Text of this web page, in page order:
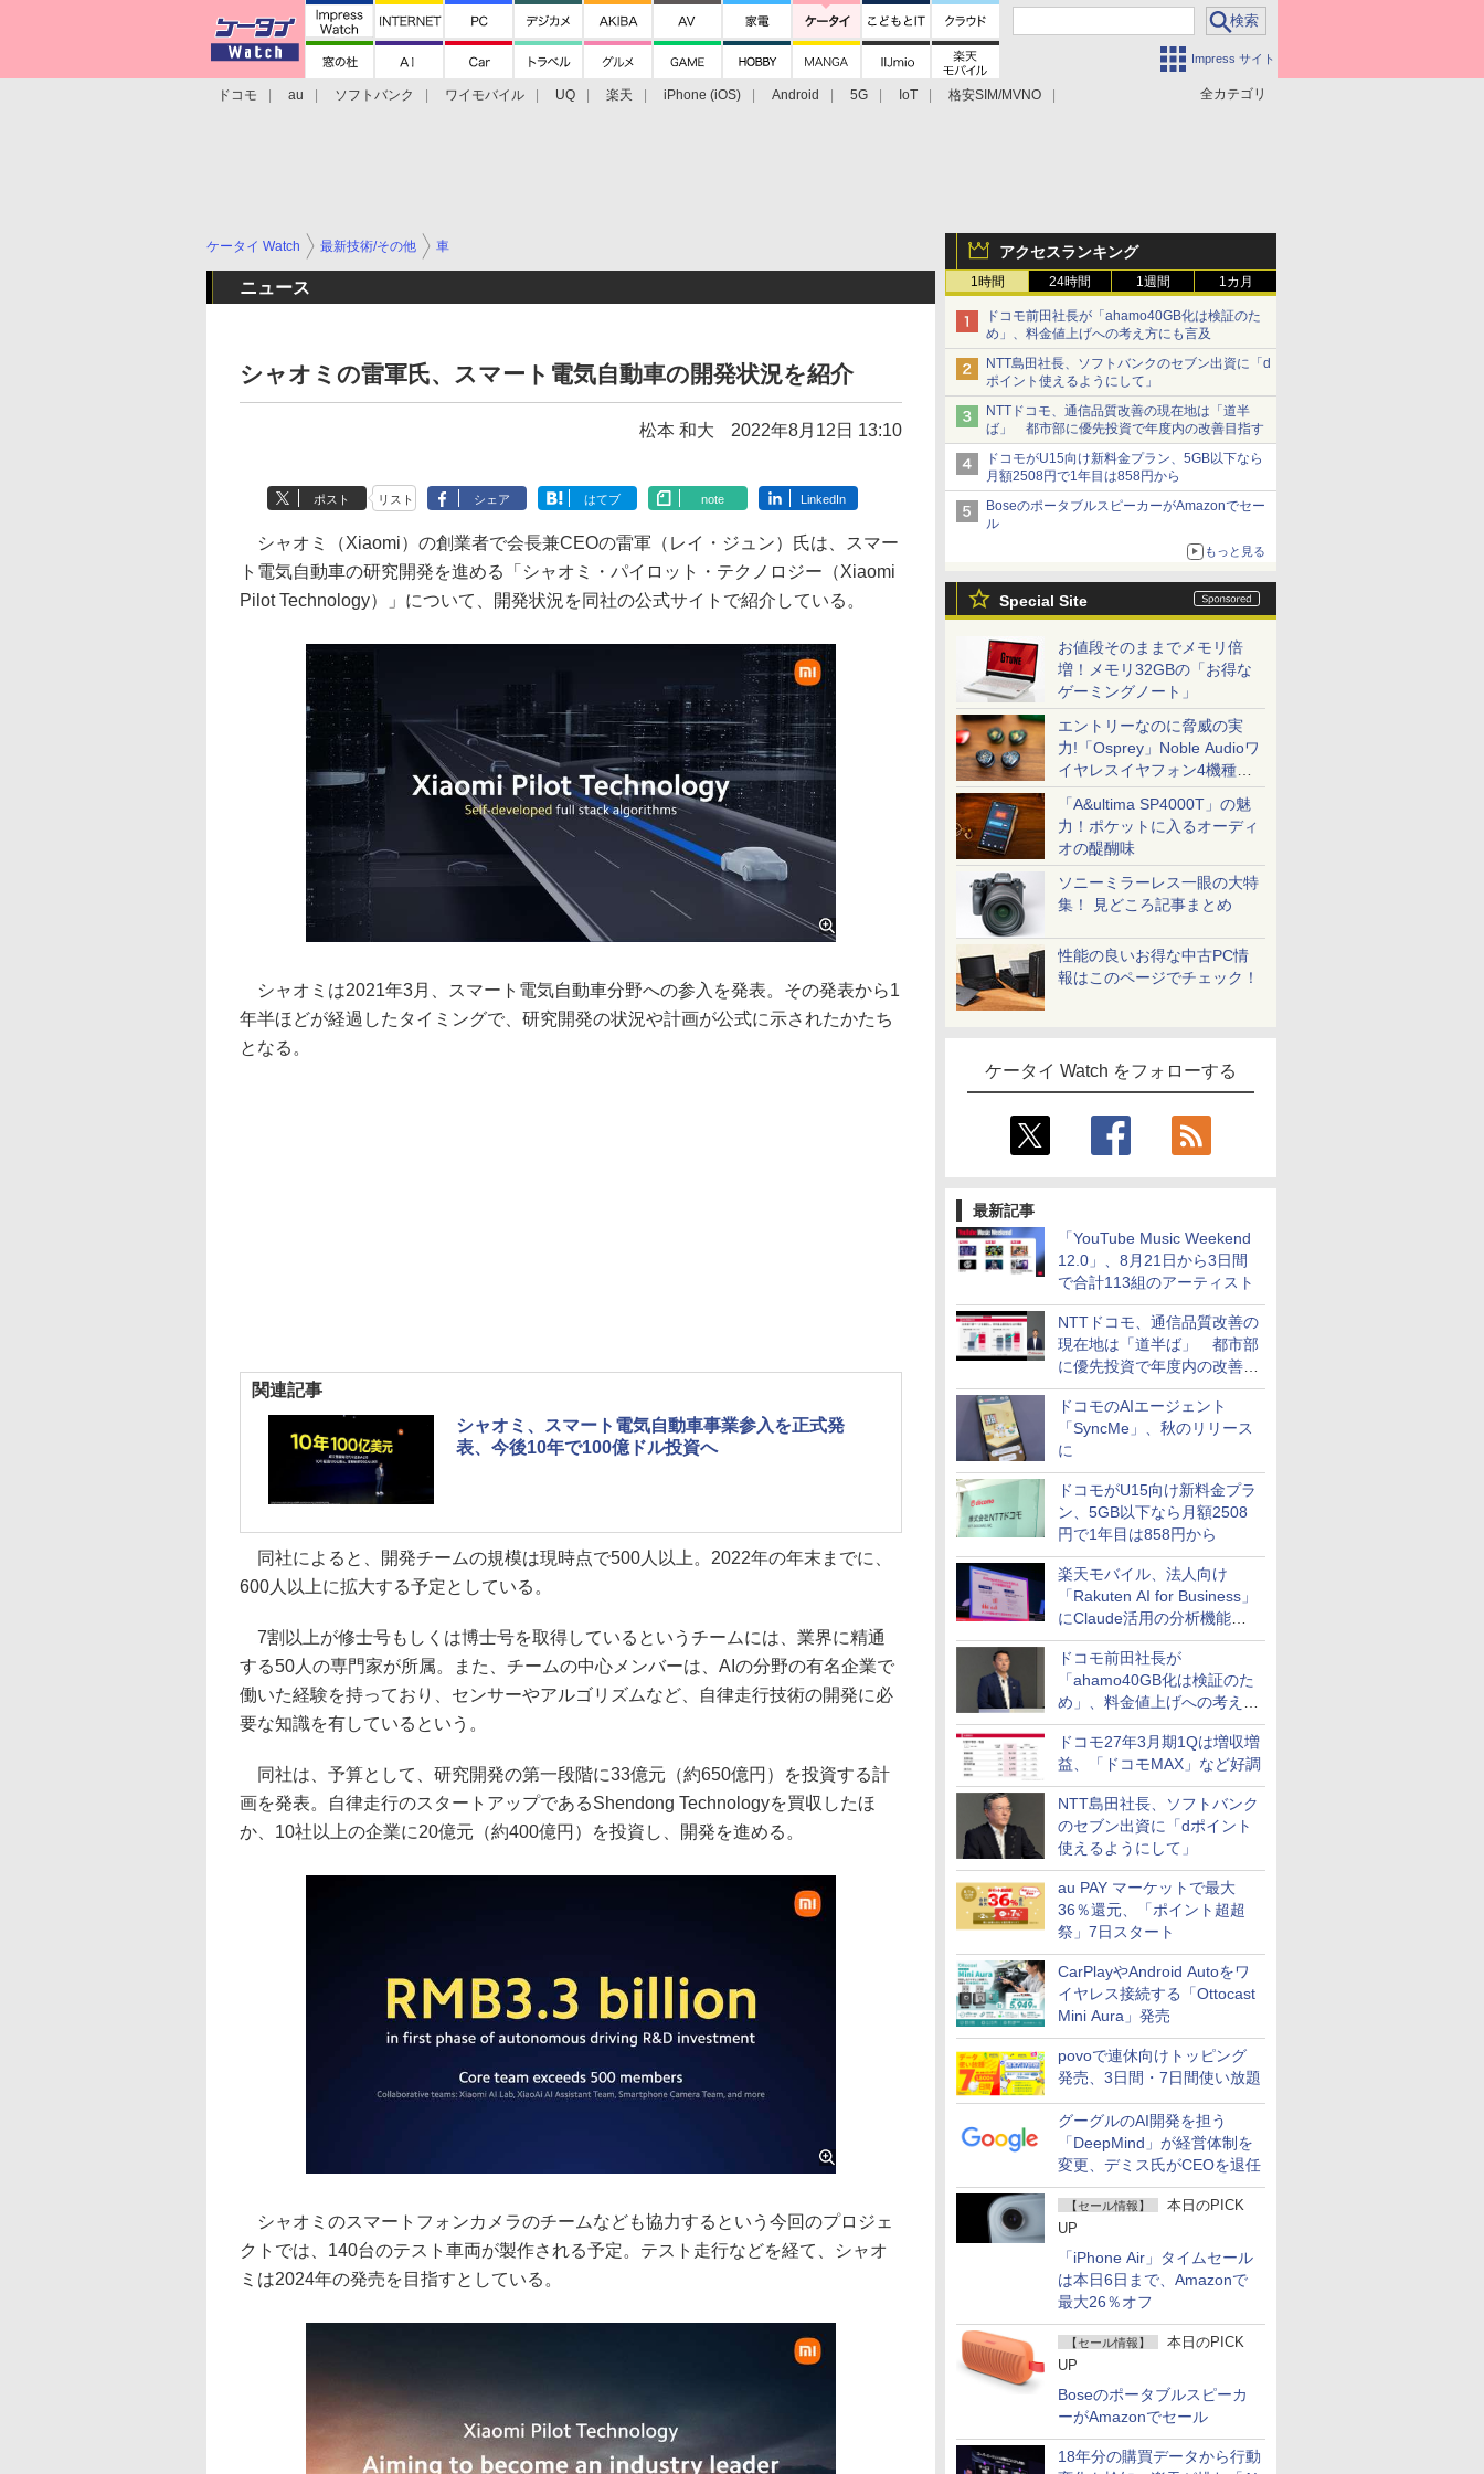
Impress サイト
全カテゴリ
ドコモ au ソフトバンク ワイモバイル UQ 楽天 iPhone (iOS) Android 5G IoT
格安SIM/MVNO
アクセスランキング
1時間 24時間 1週間 1カ月
ドコモ前田社長が「ahamo40GB化は検証のた
め」、料金値上げへの考え方にも言及
NTT島田社長、ソフトバンクのセブン出資に「d
ポイント使えるようにして」
NTTドコモ、通信品質改善の現在地は「道半
ば」 都市部に優先投資で年度内の改善目指す
ドコモがU15向け新料金プラン、5GB以下なら
月額2508円で1年目は858円から
BoseのポータブルスピーカーがAmazonでセー
ル
もっと見る
Special Site
お値段そのままでメモリ倍
増！メモリ32GBの「お得な
ゲーミングノート」
エントリーなのに脅威の実
力!「Osprey」Noble Audioワ
イヤレスイヤフォン4機種を
一気に聴く
「A&ultima SP4000T」の魅
力！ポケットに入るオーディ
オの醍醐味
ソニーミラーレス一眼の大特
集！ 見どころ記事まとめ
性能の良いお得な中古PC情
報はこのページでチェック！
ケータイ Watch をフォローする
最新記事
「YouTube Music Weekend
12.0」、8月21日から3日間
で合計113組のアーティスト
NTTドコモ、通信品質改善の
現在地は「道半ば」 都市部
に優先投資で年度内の改善目
指す
ドコモのAIエージェント
「SyncMe」、秋のリリース
に
ドコモがU15向け新料金プラ
ン、5GB以下なら月額2508
円で1年目は858円から
楽天モバイル、法人向け
「Rakuten AI for Business」
にClaude活用の分析機能な
どを追加
ドコモ前田社長が
「ahamo40GB化は検証のた
め」、料金値上げへの考え方
にも言及
ドコモ27年3月期1Qは増収増
益、「ドコモMAX」など好調
NTT島田社長、ソフトバンク
のセブン出資に「dポイント
使えるようにして」
au PAY マーケットで最大
36％還元、「ポイント超超
祭」7日スタート
CarPlayやAndroid Autoをワ
イヤレス接続する「Ottocast
Mini Aura」発売
povoで連休向けトッピング
発売、3日間・7日間使い放題
グーグルのAI開発を担う
「DeepMind」が経営体制を
変更、デミス氏がCEOを退任
【セール情報】
本日のPICK
UP
「iPhone Air」タイムセール
は本日6日まで、Amazonで
最大26％オフ
【セール情報】
本日のPICK
UP
Boseのポータブルスピーカ
ーがAmazonでセール
18年分の購買データから行動
ケータイ Watch 最新技術/その他 車
ニュース
シャオミの雷軍氏、スマート電気自動車の開発状況を紹介
松本 和大 2022年8月12日 13:10
ポスト リスト シェア はてブ note LinkedIn
シャオミ（Xiaomi）の創業者で会長兼CEOの雷軍（レイ・ジュン）氏は、スマー
ト電気自動車の研究開発を進める「シャオミ・パイロット・テクノロジー（Xiaomi
Pilot Technology）」について、開発状況を同社の公式サイトで紹介している。
シャオミは2021年3月、スマート電気自動車分野への参入を発表。その発表から1
年半ほどが経過したタイミングで、研究開発の状況や計画が公式に示されたかたち
となる。
関連記事
シャオミ、スマート電気自動車事業参入を正式発
表、今後10年で100億ドル投資へ
同社によると、開発チームの規模は現時点で500人以上。2022年の年末までに、
600人以上に拡大する予定としている。
7割以上が修士号もしくは博士号を取得しているというチームには、業界に精通
する50人の専門家が所属。また、チームの中心メンバーは、AIの分野の有名企業で
働いた経験を持っており、センサーやアルゴリズムなど、自律走行技術の開発に必
要な知識を有しているという。
同社は、予算として、研究開発の第一段階に33億元（約650億円）を投資する計
画を発表。自律走行のスタートアップであるShendong Technologyを買収したほ
か、10社以上の企業に20億元（約400億円）を投資し、開発を進める。
シャオミのスマートフォンカメラのチームなども協力するという今回のプロジェ
クトでは、140台のテスト車両が製作される予定。テスト走行などを経て、シャオ
ミは2024年の発売を目指すとしている。